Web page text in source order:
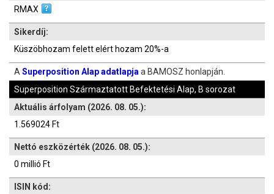
RMAX
Sikerdíj:
Küszöbhozam felett elért hozam 20%-a
A Superposition Alap adatlapja a BAMOSZ honlapján.
Superposition Származtatott Befektetési Alap, B sorozat
Aktuális árfolyam (2026. 08. 05.):
1.569024 Ft
Nettó eszközérték (2026. 08. 05.):
0 millió Ft
ISIN kód: